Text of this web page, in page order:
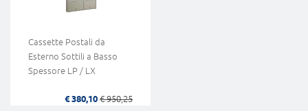
Cassette Postali da
Esterno Sottili a Basso
Spessore LP / LX
€ 380,10 € 950,25